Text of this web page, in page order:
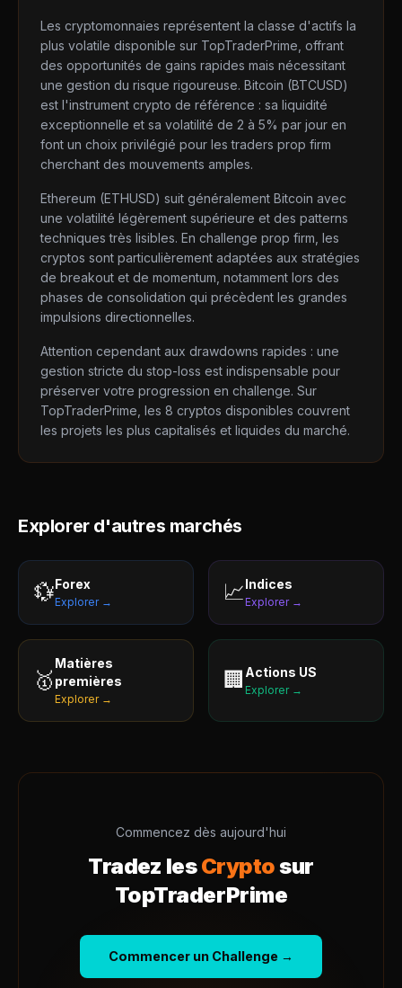
Les cryptomonnaies représentent la classe d'actifs la
plus volatile disponible sur TopTraderPrime, offrant
des opportunités de gains rapides mais nécessitant
une gestion du risque rigoureuse. Bitcoin (BTCUSD)
est l'instrument crypto de référence : sa liquidité
exceptionnelle et sa volatilité de 2 à 5% par jour en
font un choix privilégié pour les traders prop firm
cherchant des mouvements amples.
Ethereum (ETHUSD) suit généralement Bitcoin avec
une volatilité légèrement supérieure et des patterns
techniques très lisibles. En challenge prop firm, les
cryptos sont particulièrement adaptées aux stratégies
de breakout et de momentum, notamment lors des
phases de consolidation qui précèdent les grandes
impulsions directionnelles.
Attention cependant aux drawdowns rapides : une
gestion stricte du stop-loss est indispensable pour
préserver votre progression en challenge. Sur
TopTraderPrime, les 8 cryptos disponibles couvrent
les projets les plus capitalisés et liquides du marché.
Explorer d'autres marchés
💱Forex
Explorer → 📈Indices
Explorer →
🥇
Matières
premières
Explorer →
🏢 Actions US
Explorer →
Commencez dès aujourd'hui
Tradez lesCrypto sur
TopTraderPrime
Commencer un Challenge →